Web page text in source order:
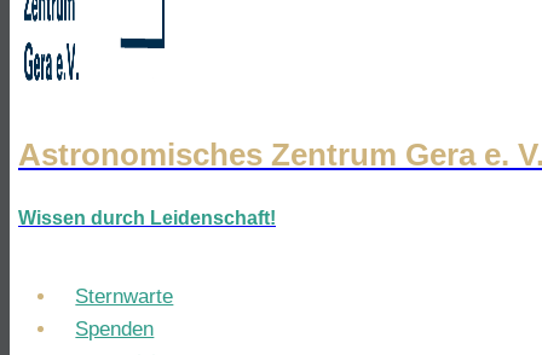
Astronomisches Zentrum Gera e.
Wissen durch Leidenschaft!
Sternwarte
Spenden